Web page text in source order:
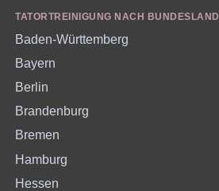
TATORTREINIGUNG NACH BUNDESLAND
Baden-Württemberg
Bayern
Berlin
Brandenburg
Bremen
Hamburg
Hessen